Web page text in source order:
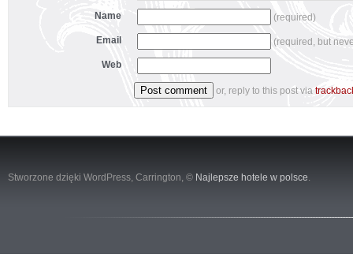
Name
(required)
Email (required, but
Web
or, reply to this post via
Stworzone dzięki WordPress, Carrington , © Najlepsze hotele w polsce